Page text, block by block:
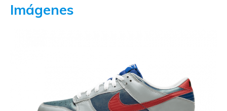
Imágenes